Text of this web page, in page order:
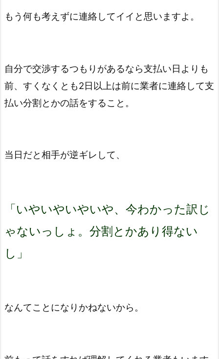
もう何も考えずに連絡してイイと思いますよ。
自分で交渉するつもりがあるなら支払い日よりも
前、すくなくとも2日以上は前に業者に連絡して支
払い分割とかの話をすること。
当日だと相手が逆ギレして、
「いやいやいやいや、今わかった訳じ
ゃないっしょ。分割とかあり得ない
し」
なんてことになりかねないから。